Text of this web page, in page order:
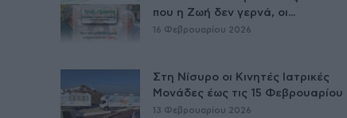
που η Ζωή δεν γερνά, οι...
16 Φεβρουαρίου 2026
Στη Νίσυρο οι Κινητές Ιατρικές
Μονάδες έως τις 15 Φεβρουαρίου
13 Φεβρουαρίου 2026